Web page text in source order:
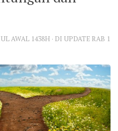
AWAL 1438H · DI UPDATE RAB 1